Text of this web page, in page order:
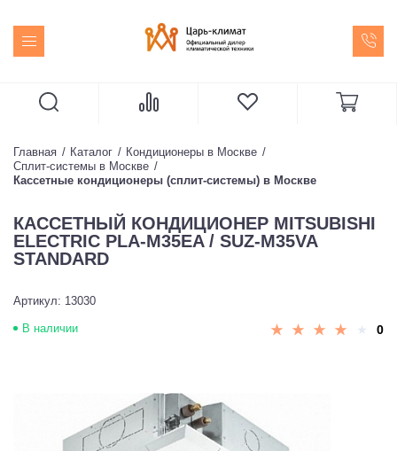
Главная Каталог
Кондиционеры в Москве
Сплит-системы в Москве
Кассетные кондиционеры (сплит-системы) в Москве
КАССЕТНЫЙ КОНДИЦИОНЕР MITSUBISHI
ELECTRIC PLA-M35EA / SUZ-M35VA
STANDARD
Артикул: 13030
В наличии 0